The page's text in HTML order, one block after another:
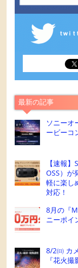
最新の記事
ソニーオ
ービーコ
【速報
OSS）が
軽に楽し
対応！
8月の『
ニーポイ
8/2㈰ カ
『花火撮